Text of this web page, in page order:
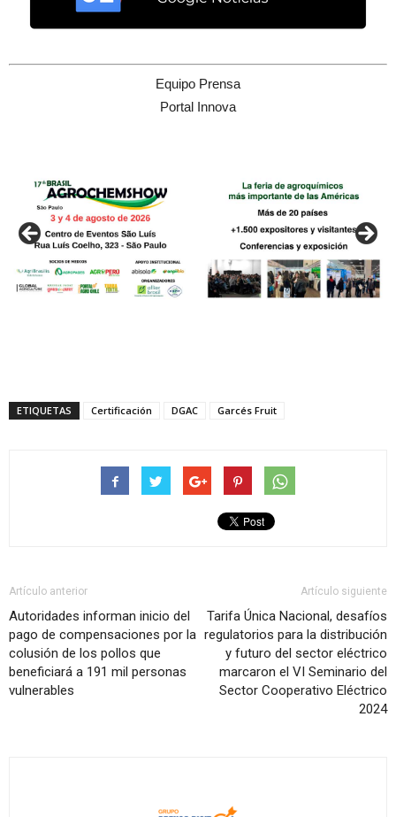
Equipo Prensa
Portal Innova
ETIQUETAS Certificación DGAC Garcés Fruit
Artículo anterior
Autoridades informan inicio del
pago de compensaciones por la
colusión de los pollos que
beneficiará a 191 mil personas
vulnerables
Artículo siguiente
Tarifa Única Nacional, desafíos
regulatorios para la distribución
y futuro del sector eléctrico
marcaron el VI Seminario del
Sector Cooperativo Eléctrico
2024